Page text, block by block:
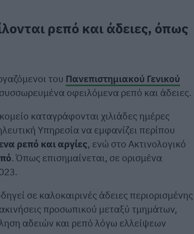
ρεπό και άδειες, όπως
του Πανεπιστημιακού Γενικού
οφειλόμενα ρεπό και άδειες.
καταγράφονται χιλιάδες ημέρες
Υπηρεσία να εμφανίζει περίπου
ρεπό και αργίες, ενώ στο Ακτινολογικό
. Όπως επισημαίνεται, σε ορισμένα
σε καλοκαιρινές άδειες περιορισμένης
προσωπικού μεταξύ τμημάτων,
αδειών και ρεπό λόγω ελλείψεων